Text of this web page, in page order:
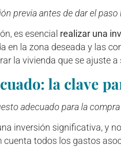
previa antes de dar el
es esencial realizar una
en la zona deseada y las
la vivienda que se ajuste
la clave
adecuado para la compra
inversión significativa, y
cuenta todos los gastos